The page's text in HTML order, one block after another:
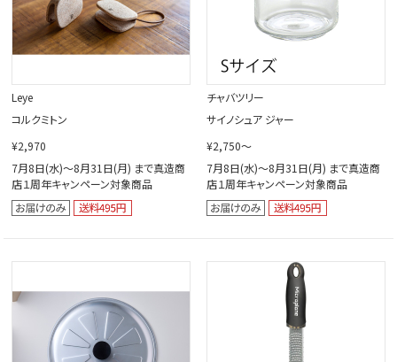
Leye
コルクミトン
¥2,970
7月8日(水)～8月31日(月) まで真造商
店１周年キャンペーン対象商品
チャバツリー
サイノシュア ジャー
¥2,750～
7月8日(水)～8月31日(月) まで真造商
店１周年キャンペーン対象商品